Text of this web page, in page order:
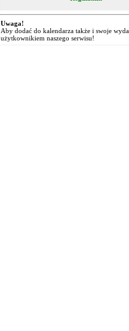
Uwaga!
Aby dodać do kalendarza także i swoje
użytkownikiem naszego serwisu!